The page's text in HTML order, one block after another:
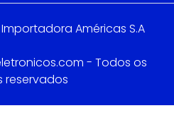
Américas S.A
- Todos os
reservados